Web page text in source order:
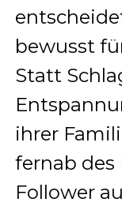
bewusst
Statt
ihrer
fernab des
Follower